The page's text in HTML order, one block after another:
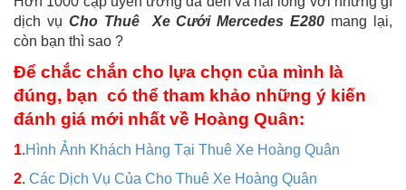
dịch vụ Cho Thuê Xe Cưới Mercedes E280 mang lại,
còn bạn thì sao ?
Để chắc chắn cho lựa chọn của mình là
đúng, bạn có thể tham khảo những ý kiến
đánh giá mới nhất về Hoàng Quân:
1.Hình Ảnh Khách Hàng Tại Thuê Xe Hoàng Quân
2. Các Dịch Vụ Của Cho Thuê Xe Hoàng Quân